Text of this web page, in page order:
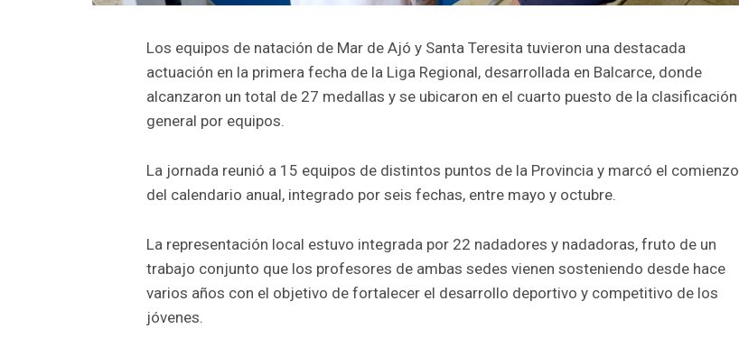
Los equipos de natación de Mar de Ajó y Santa Teresita tuvieron una destacada
actuación en la primera fecha de la Liga Regional, desarrollada en Balcarce, donde
alcanzaron un total de 27 medallas y se ubicaron en el cuarto puesto de la clasificación
general por equipos.
La jornada reunió a 15 equipos de distintos puntos de la Provincia y marcó el comienzo
del calendario anual, integrado por seis fechas, entre mayo y octubre.
La representación local estuvo integrada por 22 nadadores y nadadoras, fruto de un
trabajo conjunto que los profesores de ambas sedes vienen sosteniendo desde hace
varios años con el objetivo de fortalecer el desarrollo deportivo y competitivo de los
jóvenes.